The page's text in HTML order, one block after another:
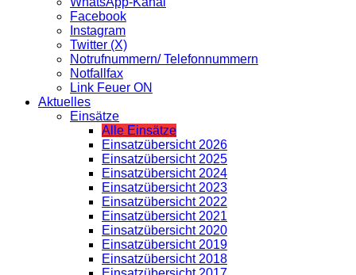
Facebook
Instagram
Twitter (X)
Notrufnummern/ Telefonnummern
Notfallfax
Link Feuer ON
Aktuelles
Einsätze
Alle Einsätze
Einsatzübersicht 2026
Einsatzübersicht 2025
Einsatzübersicht 2024
Einsatzübersicht 2023
Einsatzübersicht 2022
Einsatzübersicht 2021
Einsatzübersicht 2020
Einsatzübersicht 2019
Einsatzübersicht 2018